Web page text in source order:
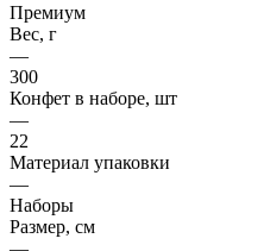
Премиум
Вес, г
—
300
Конфет в наборе, шт
—
22
Материал упаковки
—
Наборы
Размер, см